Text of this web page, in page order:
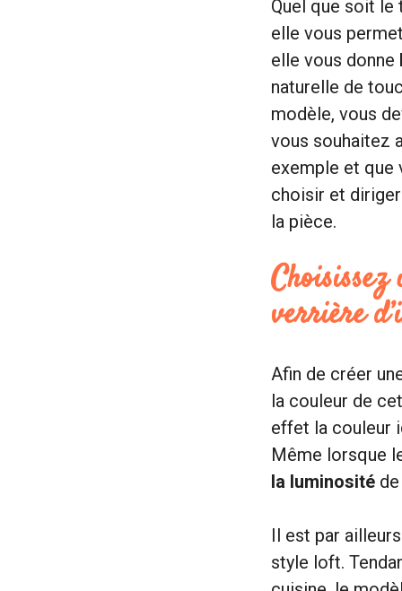
Quel que soit le
elle vous
elle vous donne
naturelle de
modèle, vous
vous souhaitez
exemple et que
choisir et
la pièce.
verrière
Afin de créer
la couleur de
effet la couleur
Même lorsque
la luminosité
Il est par
style loft.